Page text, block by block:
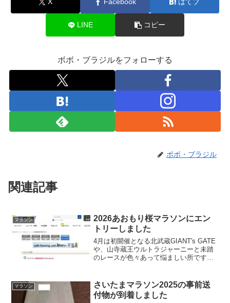
LINE コピー
ボボ・ブラジルをフォローする
ボボ・ブラジル
関連記事
マラソン
2026あおもり桜マラソンにエン
トリーしました
4月は初開催となる北武蔵GIANT's GATE
や、山寺蔵王ウルトラジャーニーと未踏
のレースが色々あって悩ましい所です
2026あおもり桜マラソンにエントリーし
ました。...
マラソン
さいたまマラソン2025の事前送
付物が到着しました